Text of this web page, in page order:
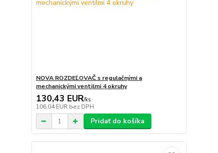
NOVA ROZDEĽOVAČ s regulačnými a
mechanickými ventilmi 4 okruhy
130,43 EUR/ks
106,04 EUR bez DPH
Pridať do košíka